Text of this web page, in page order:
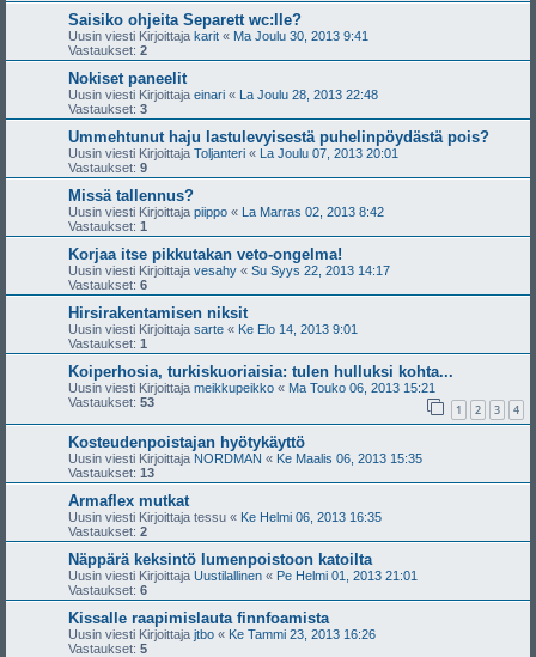
Saisiko ohjeita Separett wc:lle?
Uusin viesti Kirjoittaja karit « Ma Joulu 30, 2013 9:41
Vastaukset: 2
Nokiset paneelit
Uusin viesti Kirjoittaja einari « La Joulu 28, 2013 22:48
Vastaukset: 3
Ummehtunut haju lastulevyisestä puhelinpöydästä pois?
Uusin viesti Kirjoittaja Toljanteri « La Joulu 07, 2013 20:01
Vastaukset: 9
Missä tallennus?
Uusin viesti Kirjoittaja piippo « La Marras 02, 2013 8:42
Vastaukset: 1
Korjaa itse pikkutakan veto-ongelma!
Uusin viesti Kirjoittaja vesahy « Su Syys 22, 2013 14:17
Vastaukset: 6
Hirsirakentamisen niksit
Uusin viesti Kirjoittaja sarte « Ke Elo 14, 2013 9:01
Vastaukset: 1
Koiperhosia, turkiskuoriaisia: tulen hulluksi kohta...
Uusin viesti Kirjoittaja meikkupeikko « Ma Touko 06, 2013 15:21
Vastaukset: 53 1 2 3 4
Kosteudenpoistajan hyötykäyttö
Uusin viesti Kirjoittaja NORDMAN « Ke Maalis 06, 2013 15:35
Vastaukset: 13
Armaflex mutkat
Uusin viesti Kirjoittaja tessu « Ke Helmi 06, 2013 16:35
Vastaukset: 2
Näppärä keksintö lumenpoistoon katoilta
Uusin viesti Kirjoittaja Uustilallinen « Pe Helmi 01, 2013 21:01
Vastaukset: 6
Kissalle raapimislauta finnfoamista
Uusin viesti Kirjoittaja jtbo « Ke Tammi 23, 2013 16:26
Vastaukset: 5